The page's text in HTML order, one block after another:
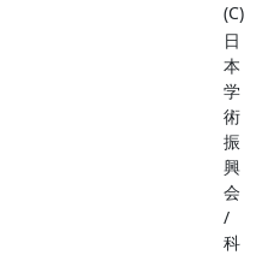
(C)
日
本
学
術
振
興
会
/
科